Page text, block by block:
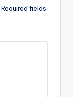
Required fields